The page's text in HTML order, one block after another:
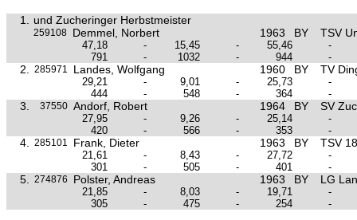
1. und Zucheringer Herbstmeister
259108 Demmel, Norbert 1963 BY TSV
47,18 - 15,45 - 55,46
-
791
- 1032 - 944 -
2. 285971 Landes, Wolfgang 1960 BY TV
29,21 - 9,01 - 25,73
-
444
- 548 - 364 -
3. 37550 Andorf, Robert 1964 BY SV
27,95 - 9,26 - 25,14
-
420
- 566 - 353 -
4. 285101 Frank, Dieter 1963 BY TSV
21,61 - 8,43 - 27,72
-
301
- 505 - 401 -
5. 274876 Polster, Andreas 1963 BY LG
21,85 - 8,03 - 19,71
-
305
- 475 - 254 -